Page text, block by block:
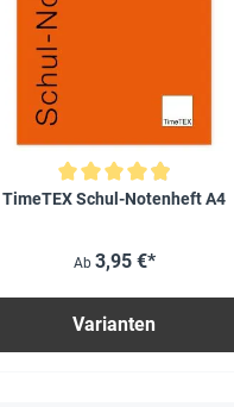
Bewertung von 4.9
TimeTEX Schul-Notenheft A4
Ab 3,95 €*
Varianten